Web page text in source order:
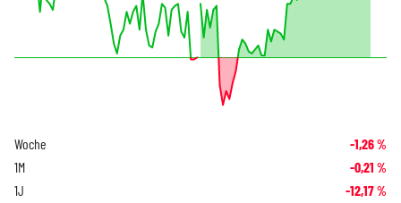
Woche -1,26%
1M -0,21 %
1J -12,17%